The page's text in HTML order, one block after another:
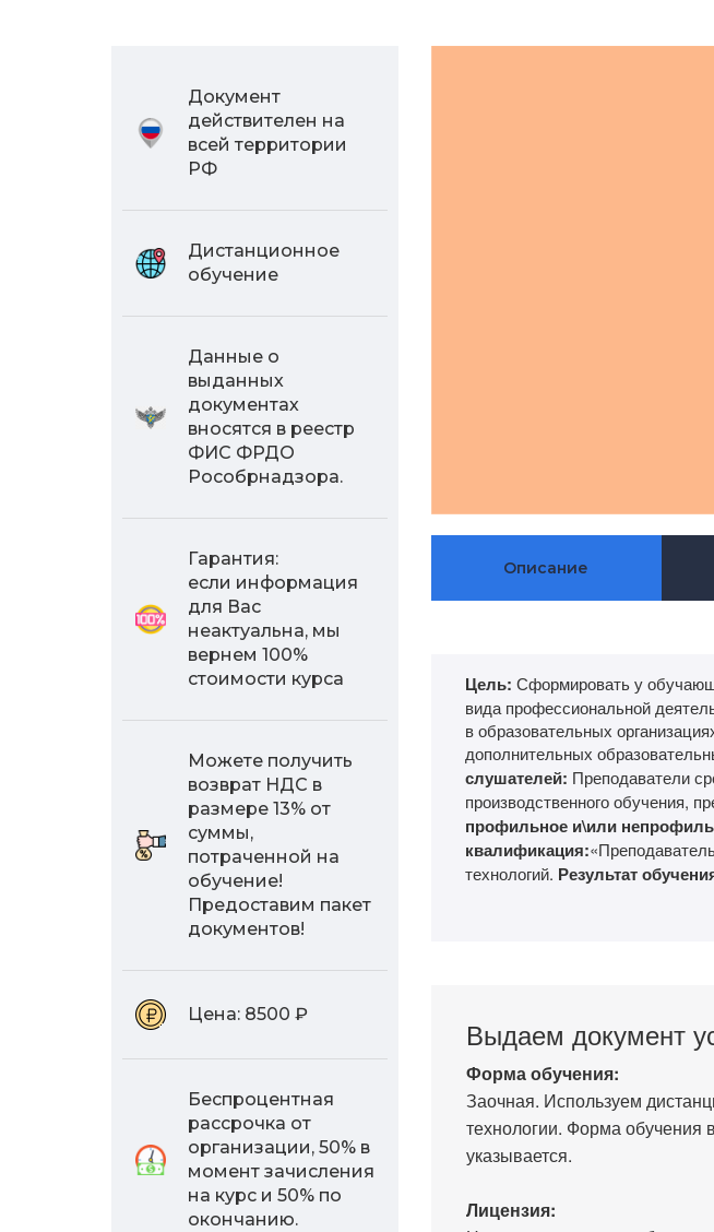
Документ
действителен на
всей территории
РФ
Дистанционное
обучение
Данные о
выданных
документах
вносятся в реестр
ФИС ФРДО
Рособрнадзора.
Гарантия:
если информация
для Вас
неактуальна, мы
вернем 100%
стоимости курса
Можете получить
возврат НДС в
размере 13% от
суммы,
потраченной на
обучение!
Предоставим пакет
документов!
Цена: 8500 ₽
Беспроцентная
рассрочка от
организации, 50% в
момент зачисления
на курс и 50% по
окончанию.
Описание
Цель: Сформировать у
вида профессиональной
в образовательных
дополнительных
слушателей: Преподаватели
производственного обучения,
профильное и\или
квалификация:
технологий. Результат
Выдаем документ
Форма обучения:
Заочная. Используем
технологии. Форма
указывается.
Лицензия: